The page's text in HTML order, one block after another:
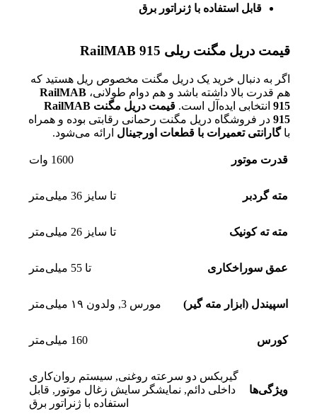
قابل استفاده با ژنراتور برق
قیمت دریل مگنت ریلی RailMAB 915
اگر به دنبال خرید یک دریل مگنت مخصوص ریل هستید که
هم قدرت بالا داشته باشد و هم دوام طولانی، RailMAB
915 انتخابی ایده‌آل است.
قیمت دریل مگنت RailMAB
915 در فروشگاه دریل مگنت رحمانی رقابتی بوده و همراه
باگارانتی تعمیرات با قطعات اورجینال ارائه می‌شود.
قدرت موتور 1600 وات
مته گردبر تا سایز 36 میلی‌متر
مته ته کونیک تا سایز 26 میلی‌متر
عمق سوراخکاری تا 55 میلی‌متر
اسپیندل (ابزار مته گیر) مورس 3 , ولدون ۱۹ میلی‌متر
کورس 160 میلی‌متر
ویژگی‌ها
گیربکس دو سرعته روغنی, سیستم روان‌کاری
داخلی دائم, نمایشگر سایش زغال موتور , قابل
استفاده با ژنراتور برق